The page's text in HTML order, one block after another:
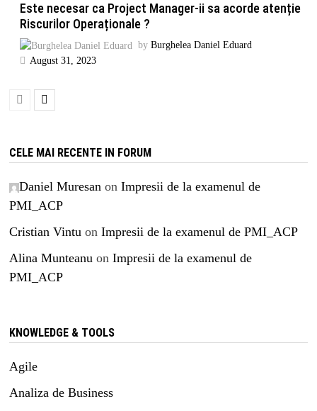
Este necesar ca Project Manager-ii sa acorde atenție
Riscurilor Operaționale ?
by Burghelea Daniel Eduard
August 31, 2023
CELE MAI RECENTE IN FORUM
Daniel Muresanon Impresii de la examenul de
PMI_ACP
Cristian Vintuon Impresii de la examenul de PMI_ACP
Alina Munteanuon Impresii de la examenul de
PMI_ACP
KNOWLEDGE & TOOLS
Agile
Analiza de Business